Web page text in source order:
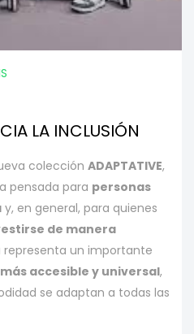
LA INCLUSIÓN
colección ADAPTATIVE,
pensada para personas
y, en general, para quienes
de manera
representa un importante
accesible y universal,
se adaptan a todas las